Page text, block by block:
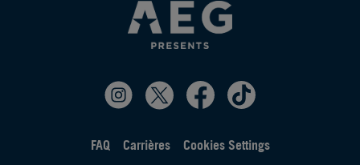
FAQ Carrières
Cookies Settings